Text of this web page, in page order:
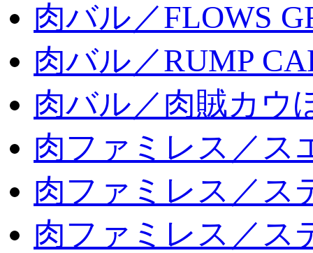
肉バル／FLOWS
肉バル／RUMP
肉バル／肉賊カウ
肉ファミレス／ス
肉ファミレス／ス
肉ファミレス／ス